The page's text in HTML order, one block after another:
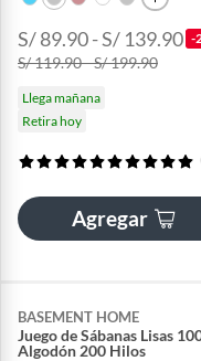
S/ 89.90 - S/ 139.90 -
S/ 119.90 - S/ 199.90
Llega mañana
Retira hoy
Agregar
BASEMENT HOME
Juego de Sábanas Lisas
Algodón 200 Hilos